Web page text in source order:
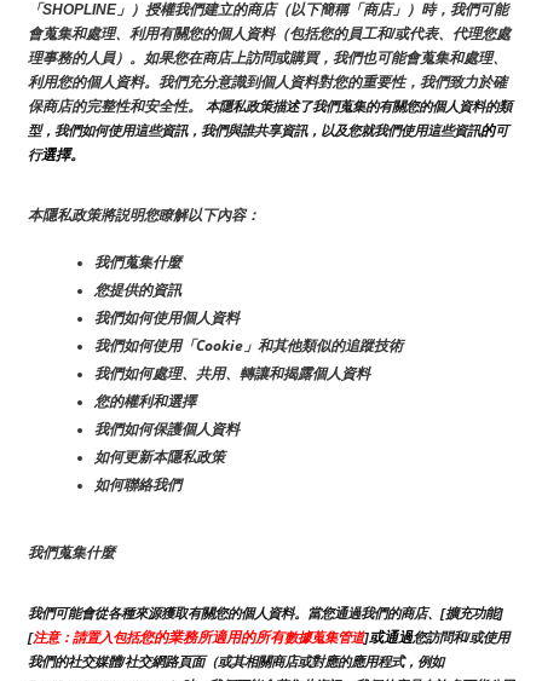
「SHOPLINE」）授權我們建立的商店（以下簡稱「商店」）時，我們可能
會蒐集和處理、利用有關您的個人資料（包括您的員工和/或代表、代理您處
理事務的人員）。如果您在商店上訪問或購買，我們也可能會蒐集和處理、
利用您的個人資料。我們充分意識到個人資料對您的重要性，我們致力於確
保商店的完整性和安全性。
本隱私政策描述了我們蒐集的有關您的個人資料的類
型，我們如何使用這些資訊，我們與誰共享資訊，以及您就我們使用這些資訊的可
行選擇。
本隱私政策將説明您瞭解以下內容：
我們蒐集什麼
您提供的資訊
我們如何使用個人資料
我們如何使用「Cookie」和其他類似的追蹤技術
我們如何處理、共用、轉讓和揭露個人資料
您的權利和選擇
我們如何保護個人資料
如何更新本隱私政策
如何聯絡我們
我們蒐集什麼
我們可能會從各種來源獲取有關您的個人資料。當您通過我們的商店、[擴充功能]
[注意：請置入包括您的業務所適用的所有數據蒐集管道]或通過您訪問和/或使用
我們的社交媒體/社交網路頁面（或其相關商店或對應的應用程式，例如